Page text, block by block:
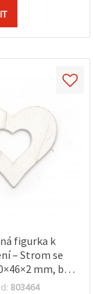
figurka k
– Strom se
mm, bílá
– 6 ks
803464